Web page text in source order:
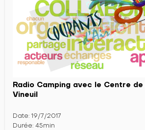
Radio Camping avec le Centre
Vineuil
Date: 19/7/2017
Durée: 45min